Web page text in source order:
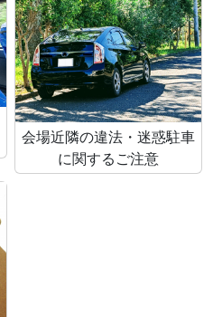
会場近隣の違法・迷惑駐車
に関するご注意